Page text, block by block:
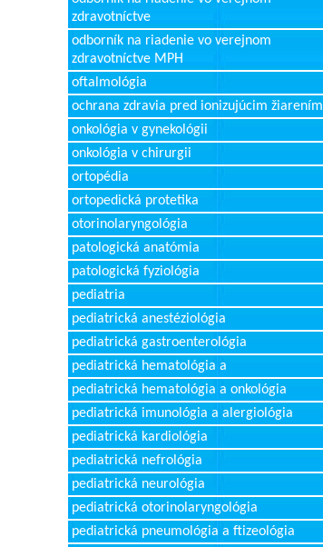
zdravotníctve
odborník na riadenie vo verejnom
zdravotníctve MPH
oftalmológia
ochrana zdravia pred ionizujúcim žiarením
onkológia v gynekológii
onkológia v chirurgii
ortopédia
ortopedická protetika
otorinolaryngológia
patologická anatómia
patologická fyziológia
pediatria
pediatrická anestéziológia
pediatrická gastroenterológia
pediatrická hematológia a
pediatrická hematológia a onkológia
pediatrická imunológia a alergiológia
pediatrická kardiológia
pediatrická nefrológia
pediatrická neurológia
pediatrická otorinolaryngológia
pediatrická pneumológia a ftizeológia